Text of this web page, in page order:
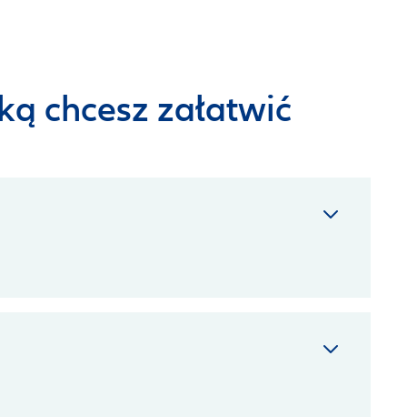
chcesz załatwić